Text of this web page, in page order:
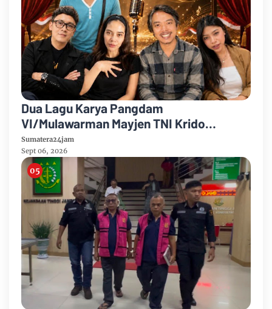
Dua Lagu Karya Pangdam
VI/Mulawarman Mayjen TNI Krido
Pramono Jadi Ikon Singing Competition
HUT Ke-81 RI
Sumatera24jam
Sept 06, 2026